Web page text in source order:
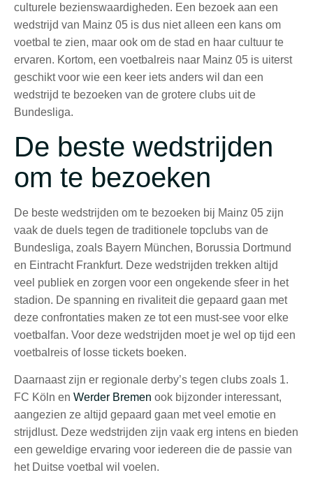
culturele bezienswaardigheden. Een bezoek aan een
wedstrijd van Mainz 05 is dus niet alleen een kans om
voetbal te zien, maar ook om de stad en haar cultuur te
ervaren. Kortom, een voetbalreis naar Mainz 05 is uiterst
geschikt voor wie een keer iets anders wil dan een
wedstrijd te bezoeken van de grotere clubs uit de
Bundesliga.
De beste wedstrijden
om te bezoeken
De beste wedstrijden om te bezoeken bij Mainz 05 zijn
vaak de duels tegen de traditionele topclubs van de
Bundesliga, zoals Bayern München, Borussia Dortmund
en Eintracht Frankfurt. Deze wedstrijden trekken altijd
veel publiek en zorgen voor een ongekende sfeer in het
stadion. De spanning en rivaliteit die gepaard gaan met
deze confrontaties maken ze tot een must-see voor elke
voetbalfan. Voor deze wedstrijden moet je wel op tijd een
voetbalreis of losse tickets boeken.
Daarnaast zijn er regionale derby’s tegen clubs zoals 1.
FC Köln en Werder Bremen ook bijzonder interessant,
aangezien ze altijd gepaard gaan met veel emotie en
strijdlust. Deze wedstrijden zijn vaak erg intens en bieden
een geweldige ervaring voor iedereen die de passie van
het Duitse voetbal wil voelen.